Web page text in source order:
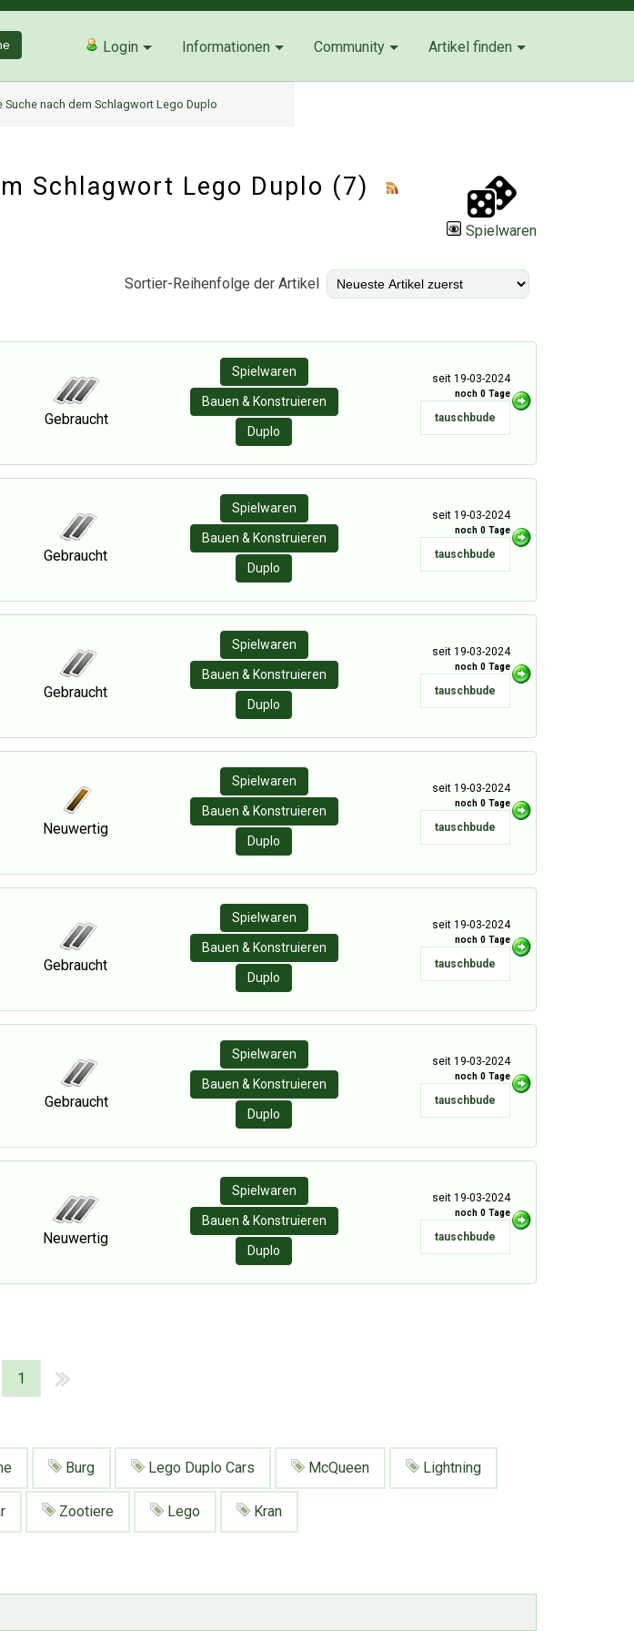
Login Informationen Community Artikel finden
Suche nach dem Schlagwort Lego Duplo
Spielwaren
Schlagwort Lego Duplo (7)
Sortier-Reihenfolge der Artikel
Gebraucht
Spielwaren
Bauen & Konstruieren
Duplo
seit 19-03-2024
noch 0 Tage
tauschbude
Gebraucht
Spielwaren
Bauen & Konstruieren
Duplo
seit 19-03-2024
noch 0 Tage
tauschbude
Gebraucht
Spielwaren
Bauen & Konstruieren
Duplo
seit 19-03-2024
noch 0 Tage
tauschbude
Neuwertig
Spielwaren
Bauen & Konstruieren
Duplo
seit 19-03-2024
noch 0 Tage
tauschbude
Gebraucht
Spielwaren
Bauen & Konstruieren
Duplo
seit 19-03-2024
noch 0 Tage
tauschbude
Gebraucht
Spielwaren
Bauen & Konstruieren
Duplo
seit 19-03-2024
noch 0 Tage
tauschbude
Neuwertig
Spielwaren
Bauen & Konstruieren
Duplo
seit 19-03-2024
noch 0 Tage
tauschbude
1
Burg Lego Duplo Cars McQueen Lightning
Zootiere Lego Kran